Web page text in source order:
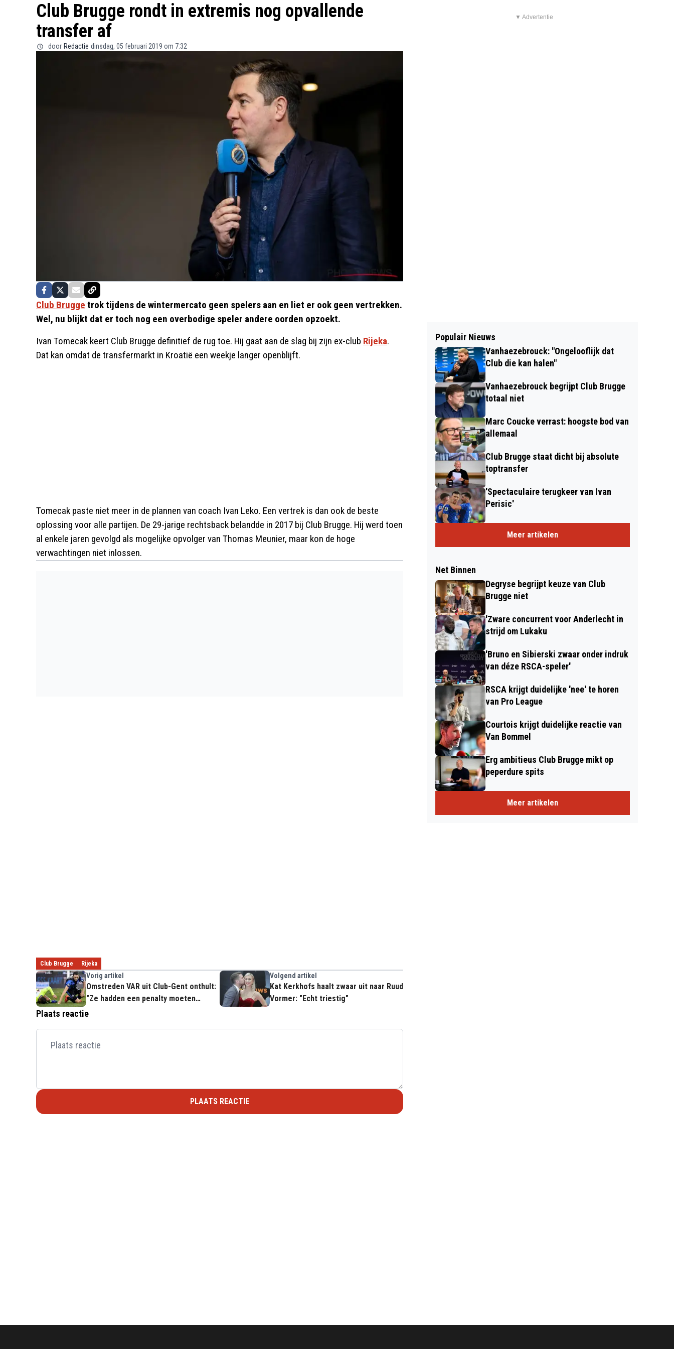
Club Brugge rondt in extremis nog opvallende
transfer af
door Redactie dinsdag, 05 februari 2019 om 7:32
Club Brugge trok tijdens de wintermercato geen spelers aan en liet er ook geen vertrekken.
Wel, nu blijkt dat er toch nog een overbodige speler andere oorden opzoekt.
Ivan Tomecak keert Club Brugge definitief de rug toe. Hij gaat aan de slag bij zijn ex-club Rijeka.
Dat kan omdat de transfermarkt in Kroatië een weekje langer openblijft.
Tomecak paste niet meer in de plannen van coach Ivan Leko. Een vertrek is dan ook de beste
oplossing voor alle partijen. De 29-jarige rechtsback belandde in 2017 bij Club Brugge. Hij werd toen
al enkele jaren gevolgd als mogelijke opvolger van Thomas Meunier, maar kon de hoge
verwachtingen niet inlossen.
Club Brugge Rijeka
Vorig artikel
Omstreden VAR uit Club-Gent onthult:
"Ze hadden een penalty moeten
krijgen"
Volgend artikel
Kat Kerkhofs haalt zwaar uit naar Ruud
Vormer: "Echt triestig"
Plaats reactie
PLAATS REACTIE
▼ Advertentie
Populair Nieuws
Vanhaezebrouck: "Ongelooflijk dat
Club die kan halen"
Vanhaezebrouck begrijpt Club Brugge
totaal niet
Marc Coucke verrast: hoogste bod van
allemaal
Club Brugge staat dicht bij absolute
toptransfer
'Spectaculaire terugkeer van Ivan
Perisic'
Meer artikelen
Net Binnen
Degryse begrijpt keuze van Club
Brugge niet
'Zware concurrent voor Anderlecht in
strijd om Lukaku
'Bruno en Sibierski zwaar onder indruk
van déze RSCA-speler'
RSCA krijgt duidelijke 'nee' te horen
van Pro League
Courtois krijgt duidelijke reactie van
Van Bommel
Erg ambitieus Club Brugge mikt op
peperdure spits
Meer artikelen